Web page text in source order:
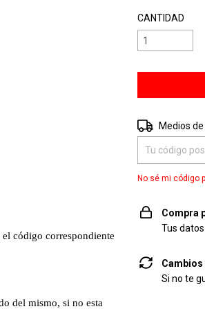
código correspondiente
del mismo, si no esta
CANTIDAD
Entregas para
Medios
No sé mi código
Compra
Tus
Si no te